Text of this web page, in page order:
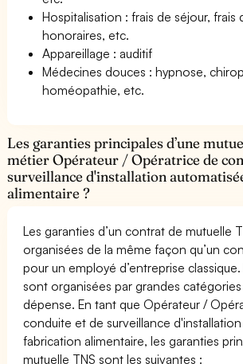
Hospitalisation : frais de séjour, frais
honoraires, etc.
Appareillage : auditif
Médecines douces : hypnose,
homéopathie, etc.
Les garanties principales d’une
métier Opérateur / Opératrice de
surveillance d'installation
alimentaire ?
Les garanties d’un contrat de mutuelle
organisées de la même façon qu’un
pour un employé d’entreprise
sont organisées par grandes
dépense. En tant que Opérateur /
conduite et de surveillance
fabrication alimentaire, les garanties
mutuelle TNS sont les suivantes :